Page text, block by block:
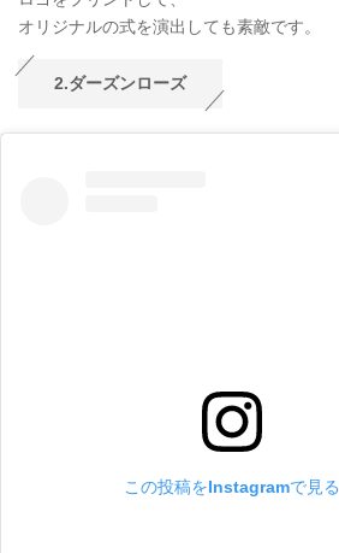
オリジナルの式を演出しても素敵です。
2.ダーズンローズ
この投稿をInstagramで見る